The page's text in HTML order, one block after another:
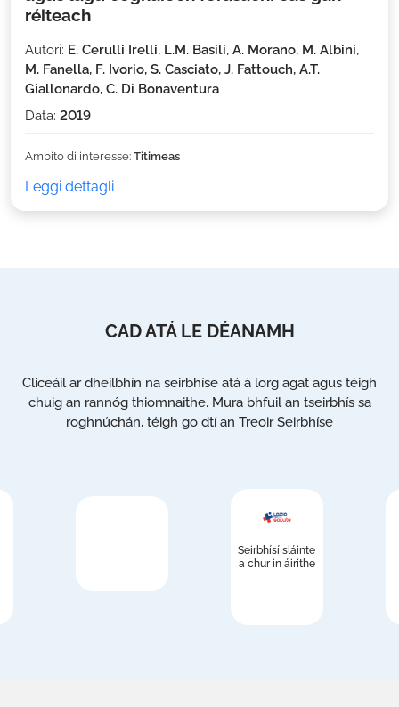
réiteach
Autori: E. Cerulli Irelli, L.M. Basili, A. Morano, M. Albini,
M. Fanella, F. Ivorio, S. Casciato, J. Fattouch, A.T.
Giallonardo, C. Di Bonaventura
Data: 2019
Ambito di interesse: Titimeas
Leggi dettagli
CAD ATÁ LE DÉANAMH
Cliceáil ar dheilbhín na seirbhíse atá á lorg agat agus téigh
chuig an rannóg thiomnaithe. Mura bhfuil an tseirbhís sa
roghnúchán, téigh go dtí an Treoir Seirbhíse
Seirbhísí sláinte
a chur in áirithe